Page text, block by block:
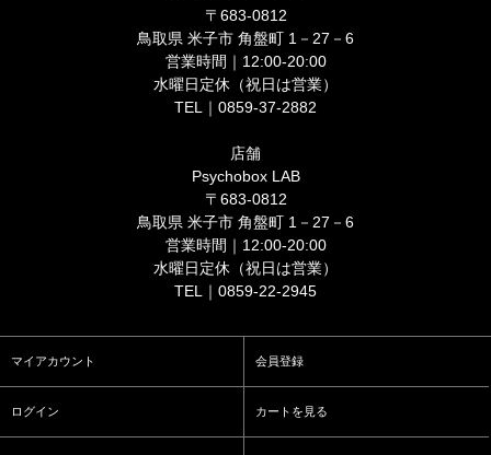
〒683-0812
鳥取県 米子市 角盤町 1－27－6
営業時間｜12:00-20:00
水曜日定休（祝日は営業）
TEL｜0859-37-2882
店舗
Psychobox LAB
〒683-0812
鳥取県 米子市 角盤町 1－27－6
営業時間｜12:00-20:00
水曜日定休（祝日は営業）
TEL｜0859-22-2945
マイアカウント 会員登録
ログイン カートを見る